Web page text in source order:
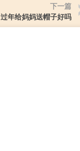
下一篇
过年给妈妈送帽子好吗